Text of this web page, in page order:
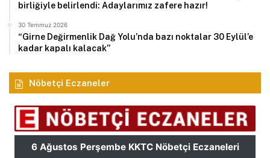
birliğiyle belirlendi: Adaylarımız zafere hazır!
30 Temmuz 2026
“Girne Değirmenlik Dağ Yolu’nda bazı noktalar 30 Eylül’e
kadar kapalı kalacak”
Nöbetçi Eczaneler